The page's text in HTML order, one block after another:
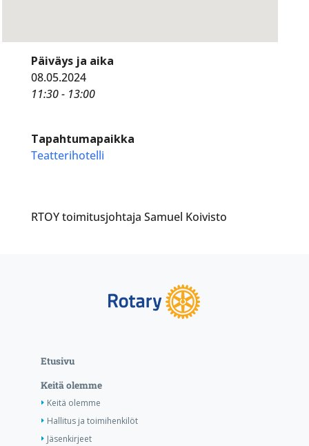
Päiväys ja aika
08.05.2024
11:30 - 13:00
Tapahtumapaikka
Teatterihotelli
RTOY toimitusjohtaja Samuel Koivisto
Etusivu
Keitä olemme
Keitä olemme
Hallitus ja toimihenkilöt
Jäsenkirjeet